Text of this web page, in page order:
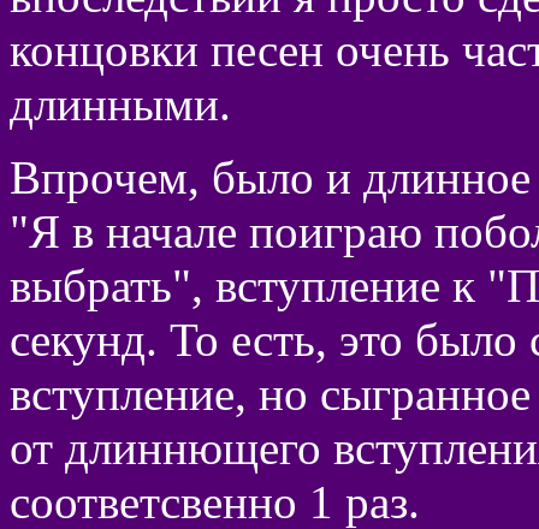
концовки песен очень
длинными.
Впрочем, было и
"Я в начале поиграю
выбрать", вступление к
секунд. То есть, это было
вступление, но
от длиннющего
соответсвенно 1 раз.